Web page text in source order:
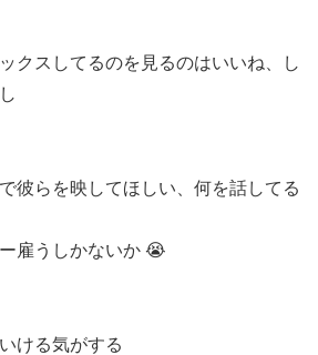
クスしてるのを見るのはいいね、し
彼らを映してほしい、何を話してる
雇うしかないか 😭
ける気がする